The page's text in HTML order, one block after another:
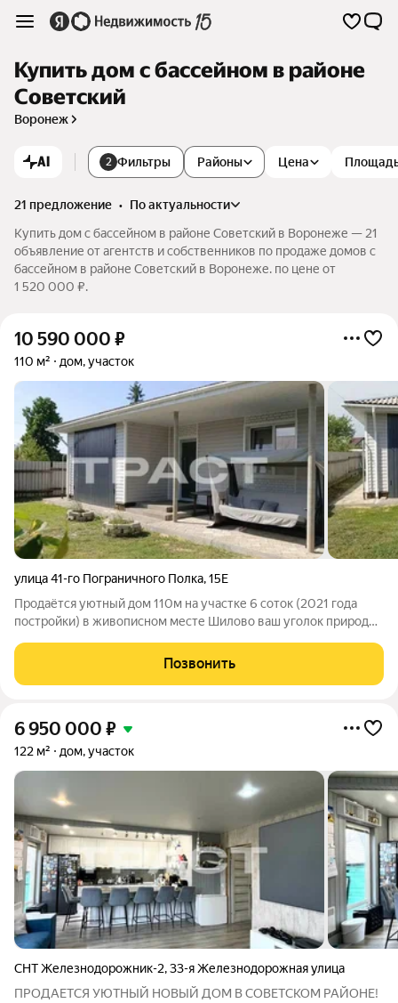
Купить дом с бассейном в районе
Советский
Воронеж
AI 2 Фильтры Цена
Районы
21 предложение •
по актуальности
Купить дом с бассейном в районе Советский в Воронеже — 21
объявление от агентств и собственников по продаже домов с
бассейном в районе Советский в Воронеже. по цене от
1 520 000 ₽.
10 590 000 ₽
110 м² дом, участок
улица 41-го Пограничного Полка,15Е
Продаётся уютный дом 110м на участке 6 соток (2021 года
постройки) в живописном месте Шилово ваш уголок природы
одни из главных преимуществ: рядом с ТЦ Альянс, ТЦ Ермак,
кафе Бархан Конечная
Позвонить
6 950 000 ₽
122 м² дом, участок
СНТ Железнодорожник-2,33-я Железнодорожная улица
ПРОДАЕТСЯ УЮТНЫЙ НОВЫЙ ДОМ В СОВЕТСКОМ РАЙОНЕ!